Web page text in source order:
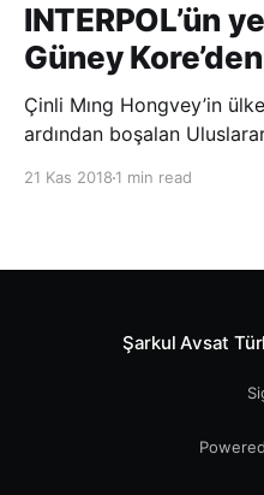
INTERPOL’ün
Güney Kore’den
Çinli Mıng Hongvey’in
ardından boşalan
21 Kas 2018 1 min read
Şarkul Avsat